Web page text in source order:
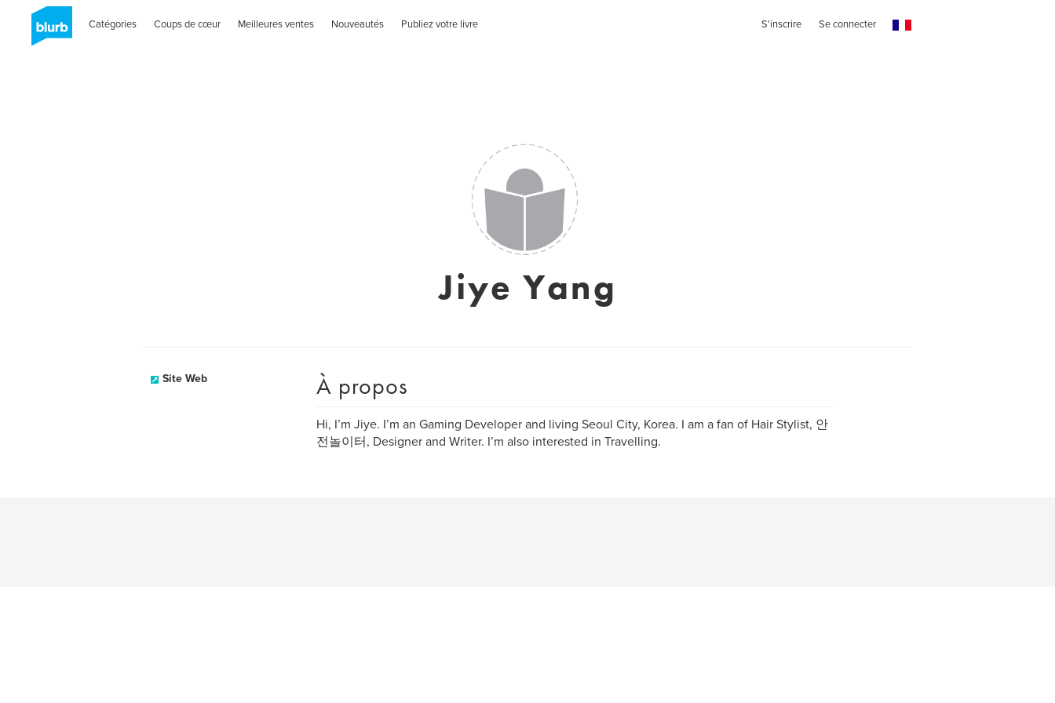
Catégories Coups de cœur Meilleures ventes Nouveautés Publiez votre livre S'inscrire Se connecter
Jiye Yang
Site Web À propos
Hi, I’m Jiye. I’m an Gaming Developer and living Seoul City, Korea. I am a fan of Hair Stylist, 안
전놀이터, Designer and Writer. I’m also interested in Travelling.